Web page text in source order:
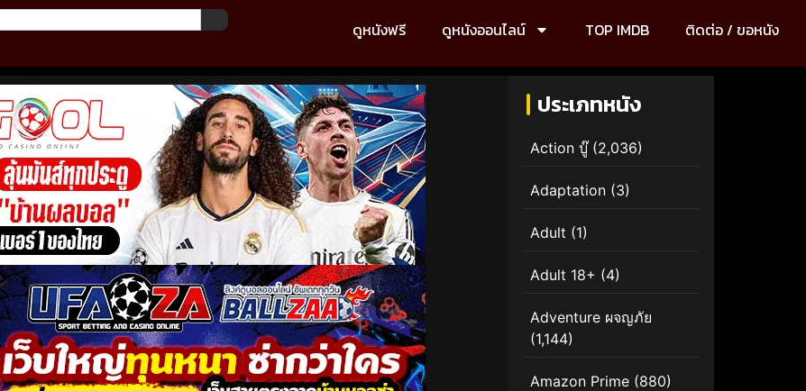
ดูหนังฟรี ดูหนังออนไลน์ TOP IMDB ติดต่อ / ขอหนัง
ประเภทหนัง
Action บู๊(2,036)
Adaptation (3)
Adult (1)
Adult 18+ (4)
Adventure ผจญภัย
(1,144)
Amazon Prime (880)